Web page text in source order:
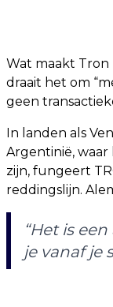
Wat maakt Tron
draait het om
geen
In landen als
Argentinië,
zijn, fungeert
reddingslijn.
“Het is
je vanaf je